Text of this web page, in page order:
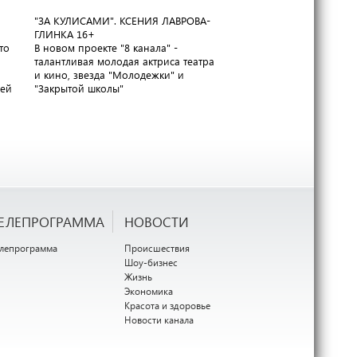
"ЗА КУЛИСАМИ". КСЕНИЯ ЛАВРОВА-
ГЛИНКА 16+
В новом проекте "8 канала" -
талантливая молодая актриса театра
и кино, звезда "Молодежки" и
"Закрытой школы"
НОВОСТИ
Происшествия
Шоу-бизнес
Жизнь
Экономика
Красота и здоровье
Новости канала